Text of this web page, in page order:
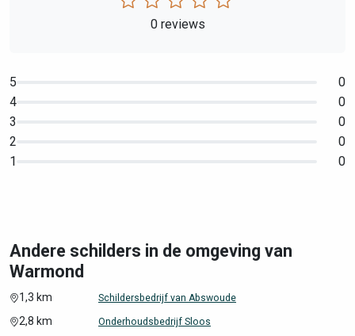
0 reviews
5
0
4
0
3
0
2
0
1
0
Andere schilders in de omgeving van
Warmond
1,3 km Schildersbedrijf van Abswoude
2,8 km Onderhoudsbedrijf Sloos